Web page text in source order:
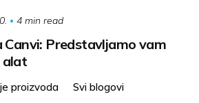
4 min read
Predstavljamo vam
alat
proizvoda Svi blogovi